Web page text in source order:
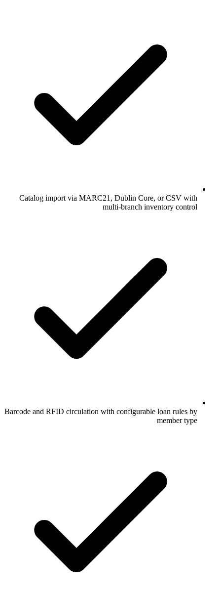
Catalog import via MARC21, Dublin Core, or CSV with
multi-branch inventory control
Barcode and RFID circulation with configurable loan rules by
member type